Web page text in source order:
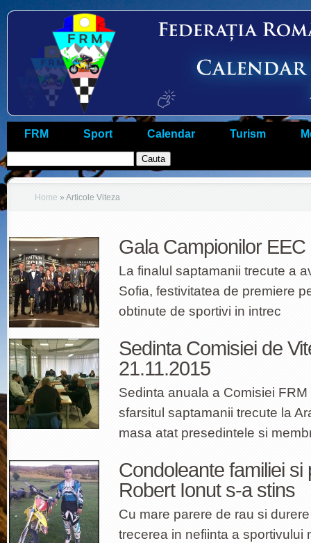
FRM Sport Calendar Turism
Home » Articole Viteza
Gala Campionilor
La finalul saptamanii trecute a
Sofia, festivitatea de premiere
obtinute de sportivi in intrec
Sedinta Comisiei de
21.11.2015
Sedinta anuala a Comisiei
sfarsitul saptamanii trecute la
masa atat presedintele si
Condoleante familiei si
Robert Ionut s-a stins
Cu mare parere de rau si
trecerea in nefiinta a sportivului